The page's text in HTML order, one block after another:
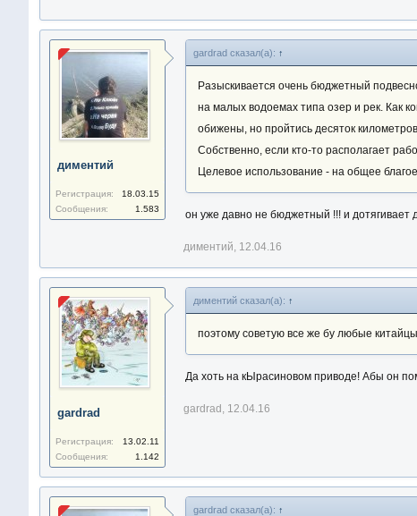
диментий
Регистрация:
18.03.15
Сообщения:
1.583
gardrad сказал(а): ↑
Разыскивается очень бюджетный
на малых водоемах типа озер и рек. Как
обижены, но пройтись десяток
Собственно, если кто-то располагает
Целевое использование - на общее
он уже давно не бюджетный !!! и дотягивает
диментий, 12.04.16
gardrad
Регистрация:
13.02.11
Сообщения:
1.142
диментий сказал(а): ↑
поэтому советую все же бу любые
Да хоть на кЫрасиновом приводе! Абы он
gardrad , 12.04.16
gardrad сказал(а): ↑